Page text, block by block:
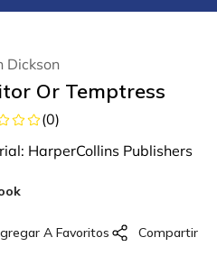
Dickson
Or Temptress
(0)
HarperCollins Publishers